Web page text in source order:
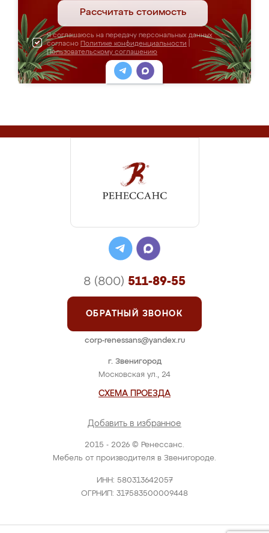
Рассчитать стоимость
Я соглашаюсь на передачу персональных данных
согласно Политике конфиденциальности
Пользовательскому соглашению
2015 - 2026 © Ренессанс.
Мебель от производителя в Звенигороде.
ИНН: 580313642057
ОГРНИП: 317583500009448
г. Звенигород
Московская ул., 24
СХЕМА ПРОЕЗДА
Добавить в избранное
8 (800) 511-89-55
ОБРАТНЫЙ ЗВОНОК
corp-renessans@yandex.ru